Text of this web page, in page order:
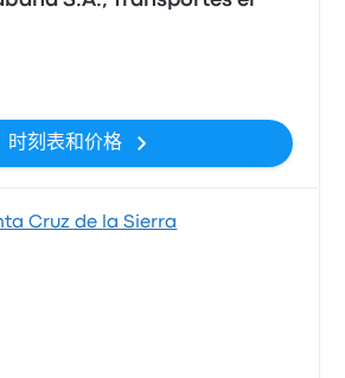
时刻表和价格
Cruz de la Sierra